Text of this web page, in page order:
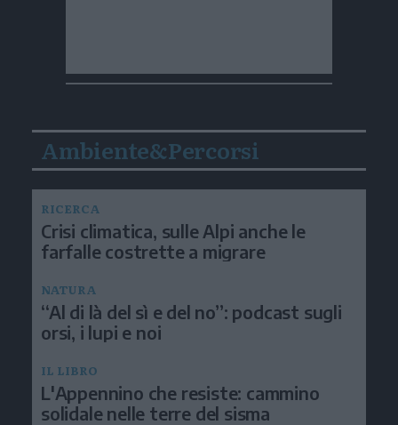
Ambiente&Percorsi
RICERCA
Crisi climatica, sulle Alpi anche le
farfalle costrette a migrare
NATURA
“Al di là del sì e del no”: podcast sugli
orsi, i lupi e noi
IL LIBRO
L'Appennino che resiste: cammino
solidale nelle terre del sisma